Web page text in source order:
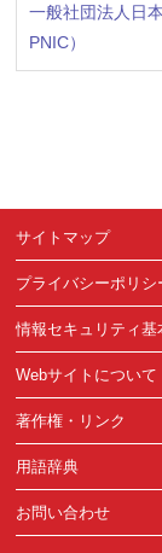
一般社団法人日
PNIC）
サイトマップ
プライバシーポリシ
情報セキュリティ基
Webサイトについて
著作権・リンク
用語辞典
お問い合わせ